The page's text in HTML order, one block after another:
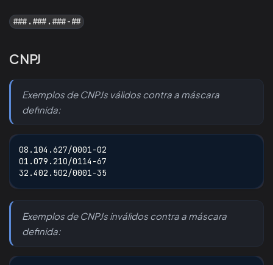
###.###.###-##
CNPJ
Exemplos de CNPJs válidos contra a máscara
definida:
08.104.627/0001-02
01.079.210/0114-67
32.402.502/0001-35
Exemplos de CNPJs inválidos contra a máscara
definida: